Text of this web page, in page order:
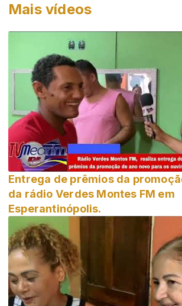
Mais vídeos
Entrega de prêmios da
da rádio Verdes Montes FM em
Esperantinópolis.